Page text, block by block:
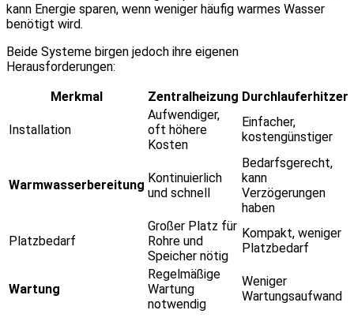
kann Energie sparen, wenn weniger häufig warmes Wasser
benötigt wird.
Beide Systeme birgen jedoch ihre eigenen
Herausforderungen:
Merkmal
Zentralheizung Durchlauferhitzer
Installation
Aufwendiger,
oft höhere
Kosten
Einfacher,
kostengünstiger
Warmwasserbereitung Kontinuierlich
und schnell
Bedarfsgerecht,
kann
Verzögerungen
haben
Platzbedarf
Großer Platz für
Rohre und
Speicher nötig
Kompakt, weniger
Platzbedarf
Wartung
Regelmäßige
Wartung
notwendig
Weniger
Wartungsaufwand